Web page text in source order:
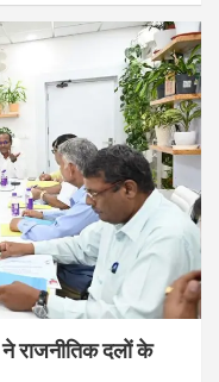
राजनीतिक दलों के